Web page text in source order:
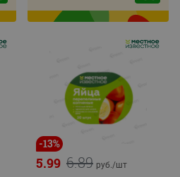
-13%
6.89
5.99 руб./шт